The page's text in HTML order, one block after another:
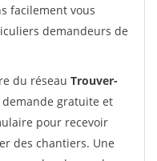
facilement vous
demandeurs de
du réseau Trouver-
gratuite et
pour recevoir
des chantiers. Une